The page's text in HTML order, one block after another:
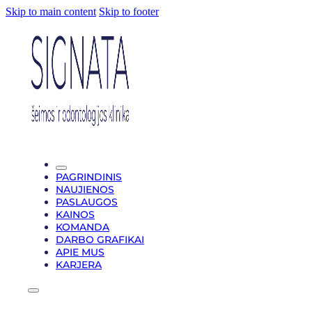
Skip to main content Skip to footer
PAGRINDINIS
NAUJIENOS
PASLAUGOS
KAINOS
KOMANDA
DARBO GRAFIKAI
APIE MUS
KARJERA